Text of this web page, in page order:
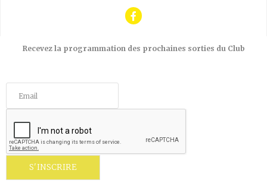
Recevez la programmation des prochaines sorties du Club